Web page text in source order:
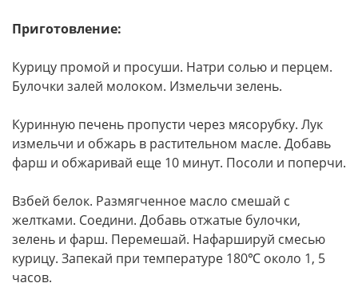
Приготовление:
Курицу промой и просуши. Натри солью и перцем.
Булочки залей молоком. Измельчи зелень.
Куринную печень пропусти через мясорубку. Лук
измельчи и обжарь в растительном масле. Добавь
фарш и обжаривай еще 10 минут. Посоли и поперчи.
Взбей белок. Размягченное масло смешай с
желтками. Соедини. Добавь отжатые булочки,
зелень и фарш. Перемешай. Нафаршируй смесью
курицу. Запекай при температуре 180℃ около 1, 5
часов.